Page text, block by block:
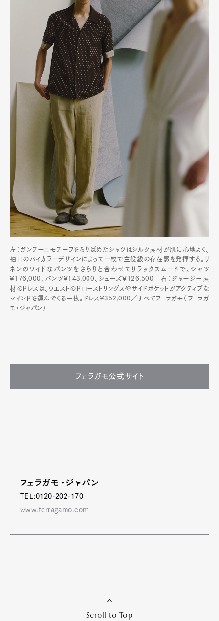
左：ガンチーニモチーフをちりばめたシャツはシルク素材が肌に心地よく、
袖口のバイカラーデザインによって一枚で主役級の存在感を発揮する。リ
ネンのワイドなパンツをさらりと合わせてリラックスムードで。シャツ
¥176,000、パンツ¥143,000、シューズ¥126,500 右：ジャージー素
材のドレスは、ウエストのドローストリングスやサイドポケットがアクティブな
マインドを運んでくる一枚。ドレス¥352,000／すべてフェラガモ（フェラガ
モ・ジャパン）
フェラガモ公式サイト
フェラガモ・ジャパン
TEL:0120-202-170
www.ferragamo.com
Scroll to Top